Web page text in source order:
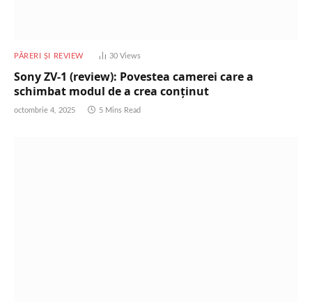
PĂRERI ȘI REVIEW 30 Views
Sony ZV-1 (review): Povestea camerei care a
schimbat modul de a crea conținut
octombrie 4, 2025 5 Mins Read